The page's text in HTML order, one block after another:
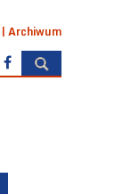
Archiwum